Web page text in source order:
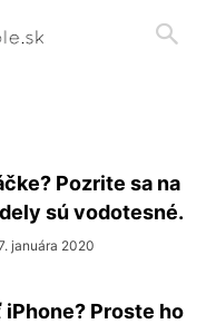
Pozrite sa na
sú vodotesné.
januára 2020
Proste ho